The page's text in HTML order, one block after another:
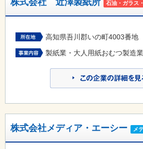
株式会社 近澤製紙所 石油・ガラス
高知県吾川郡いの町4003番地
製紙業・大人用紙おむつ製造業
株式会社メディア・エーシー メ